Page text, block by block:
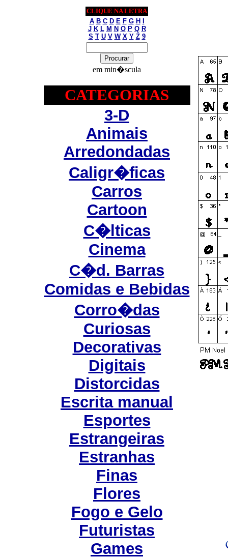
CLIQUE NA LETRA
A B C D E F G H
J K L M N O P Q R
S T U V W X Y Z 9
em min�scula
CATEGORIAS
3-D
Animais
Arredondadas
Caligr�ficas
Carros
Cartoon
C�lticas
Cinema
C�d. Barras
Comidas e Bebidas
Corro�das
Curiosas
Decorativas
Digitais
Distorcidas
Escrita manual
Esportes
Estrangeiras
Estranhas
Finas
Flores
Fogo e Gelo
Futuristas
Games